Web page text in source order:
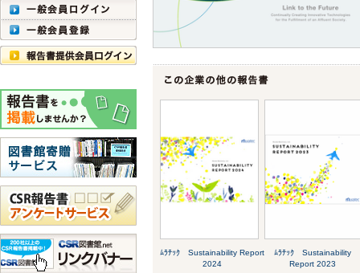
ﾑﾗﾃｯｸ Sustainability Report
2024
ﾑﾗﾃｯｸ Sustainability
Report 2023